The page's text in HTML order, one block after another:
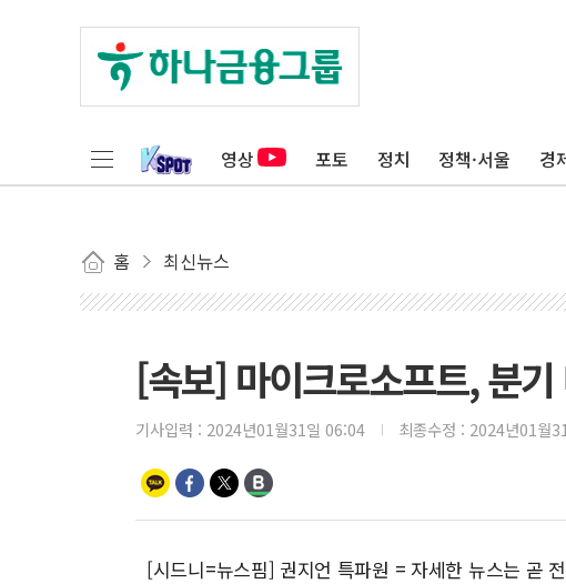
영상 포토 정치 정책·서울 경
홈 최신뉴스
[속보] 마이크로소프트, 분
기사입력 : 2024년01월31일 06:04 최종수정 : 2024년01월
[시드니=뉴스핌] 권지언 특파원 = 자세한 뉴스는 곧